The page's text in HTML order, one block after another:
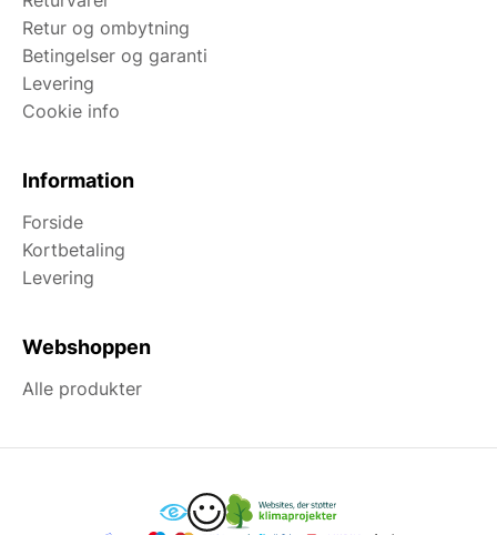
Retur og ombytning
Betingelser og garanti
Levering
Cookie info
Information
Forside
Kortbetaling
Levering
Webshoppen
Alle produkter